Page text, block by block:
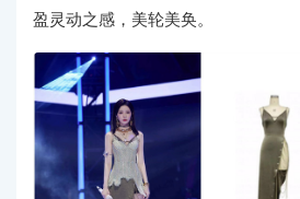
盈灵动之感，美轮美奂。